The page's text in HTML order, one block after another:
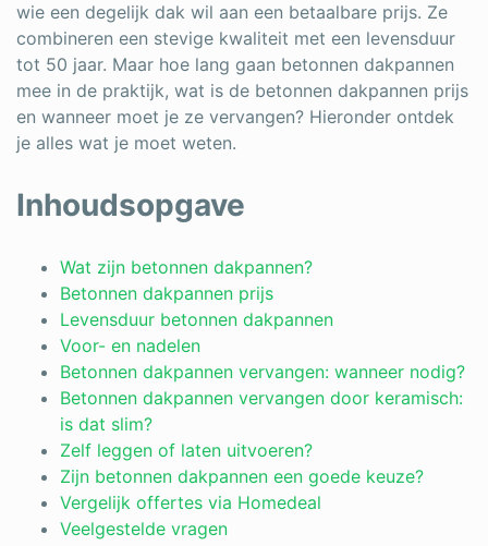
Schilder
Schrijnwerker
Stukadoor
Vloeren
Warmtepomp
Zonnepanelen
Zonwering
Bent u een vakspecialist?
Log in
wie een degelijk dak wil aan een betaalbare prijs. Ze
combineren een stevige kwaliteit met een levensduur
tot 50 jaar. Maar hoe lang gaan betonnen dakpannen
mee in de praktijk, wat is de betonnen dakpannen prijs
en wanneer moet je ze vervangen? Hieronder ontdek
je alles wat je moet weten.
Inhoudsopgave
Wat zijn betonnen dakpannen?
Betonnen dakpannen prijs
Levensduur betonnen dakpannen
Voor- en nadelen
Betonnen dakpannen vervangen: wanneer nodig?
Betonnen dakpannen vervangen door keramisch:
is dat slim?
Zelf leggen of laten uitvoeren?
Zijn betonnen dakpannen een goede keuze?
Vergelijk offertes via Homedeal
Veelgestelde vragen